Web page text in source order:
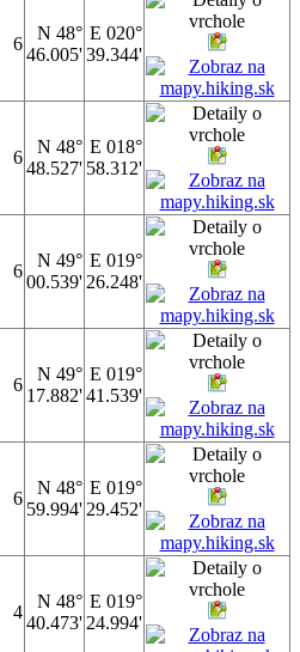
6
N 48°
46.005'
E 020°
39.344'
6
N 48°
48.527'
E 018°
58.312'
6
N 49°
00.539'
E 019°
26.248'
6
N 49°
17.882'
E 019°
41.539'
6
N 48°
59.994'
E 019°
29.452'
4
N 48°
40.473'
E 019°
24.994'